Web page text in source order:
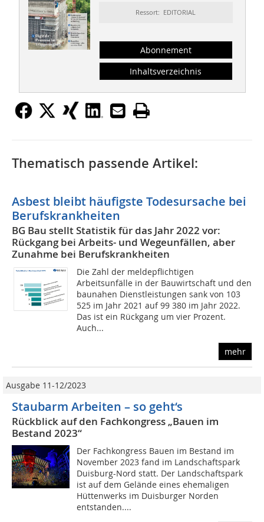
Ressort: EDITORIAL
Abonnement
Inhaltsverzeichnis
Thematisch passende Artikel:
Asbest bleibt häufigste Todesursache bei
Berufskrankheiten
BG Bau stellt Statistik für das Jahr 2022 vor:
Rückgang bei Arbeits- und Wegeunfällen, aber
Zunahme bei Berufskrankheiten
Die Zahl der meldepflichtigen
Arbeitsunfälle in der Bauwirtschaft und den
baunahen Dienstleistungen sank von 103
525 im Jahr 2021 auf 99 380 im Jahr 2022.
Das ist ein Rückgang um vier Prozent.
Auch...
mehr
Ausgabe 11-12/2023
Staubarm Arbeiten – so geht‘s
Rückblick auf den Fachkongress „Bauen im
Bestand 2023“
Der Fachkongress Bauen im Bestand im
November 2023 fand im Landschaftspark
Duisburg-Nord statt. Der Landschaftspark
ist auf dem Gelände eines ehemaligen
Hüttenwerks im Duisburger Norden
entstanden....